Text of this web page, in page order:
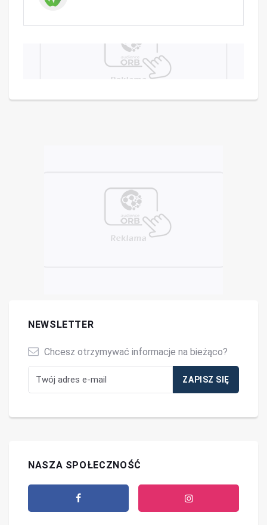
NEWSLETTER
Chcesz otrzymywać informacje na bieżąco?
NASZA SPOŁECZNOŚĆ